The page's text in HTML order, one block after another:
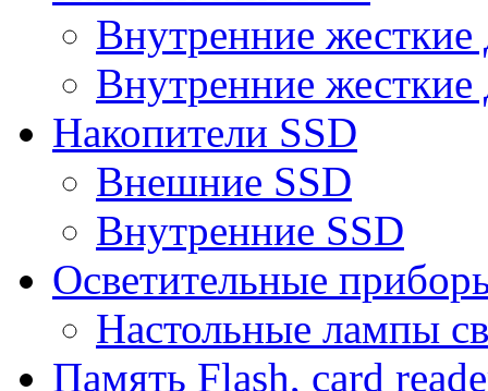
Внутренние
Внутренние
Накопители SSD
Внешние SSD
Внутренние SSD
Осветительные
Настольные лампы
Память Flash, card